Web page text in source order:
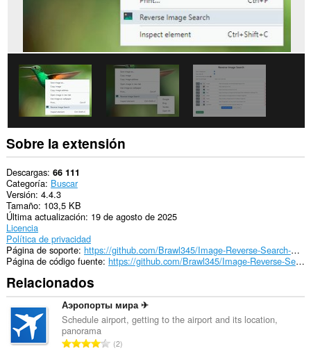
Sobre la extensión
Descargas 66 111
Categoría Buscar
Versión 4.4.3
Tamaño 103,5 KB
Última actualización 19 de agosto de 2025
Licencia
Política de privacidad
Página de soporte
https://github.com/Brawl345/Image-Reverse-Search-WebExtension/issues
Página de código fuente
https://github.com/Brawl345/Image-Reverse-Search-WebExtension
Relacionados
Аэропорты мира ✈
Schedule airport, getting to the airport and its location,
panorama
N2